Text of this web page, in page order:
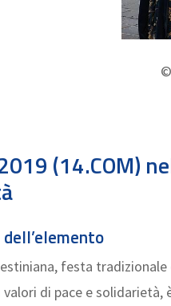
(14.COM)
festa
di pace e